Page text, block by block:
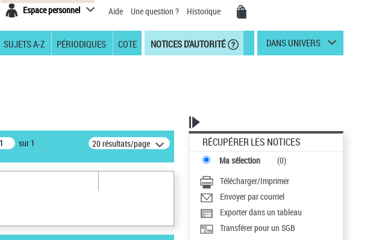
Espace personnel Aide Une question ? Historique
SUJETS A-Z PÉRIODIQUES COTE NOTICES D'AUTORITÉ DANS UNIVERS
sur 1 20 résultats/page RÉCUPÉRER LES NOTICES
Ma sélection (0)
Télécharger/Imprimer
Envoyer par courriel
Exporter dans un tableau
Transférer pour un SGB